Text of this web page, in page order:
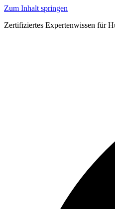
Zum Inhalt springen
Zertifiziertes Expertenwissen für